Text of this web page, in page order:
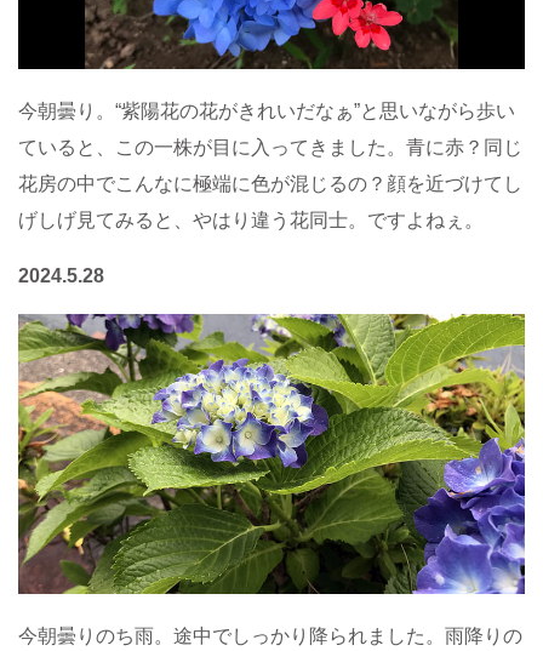
今朝曇り。“紫陽花の花がきれいだなぁ”と思いながら歩い
ていると、この一株が目に入ってきました。青に赤？同じ
花房の中でこんなに極端に色が混じるの？顔を近づけてし
げしげ見てみると、やはり違う花同士。ですよねぇ。
2024.5.28
今朝曇りのち雨。途中でしっかり降られました。雨降りの